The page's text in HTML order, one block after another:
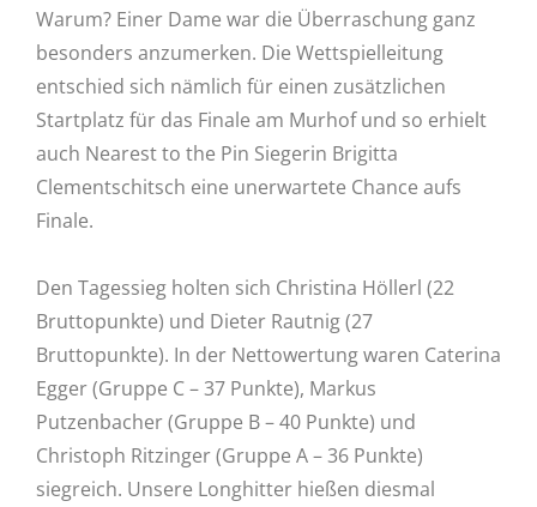
Warum? Einer Dame war die Überraschung ganz
besonders anzumerken. Die Wettspielleitung
entschied sich nämlich für einen zusätzlichen
Startplatz für das Finale am Murhof und so erhielt
auch Nearest to the Pin Siegerin Brigitta
Clementschitsch eine unerwartete Chance aufs
Finale.
Den Tagessieg holten sich Christina Höllerl (22
Bruttopunkte) und Dieter Rautnig (27
Bruttopunkte). In der Nettowertung waren Caterina
Egger (Gruppe C – 37 Punkte), Markus
Putzenbacher (Gruppe B – 40 Punkte) und
Christoph Ritzinger (Gruppe A – 36 Punkte)
siegreich. Unsere Longhitter hießen diesmal